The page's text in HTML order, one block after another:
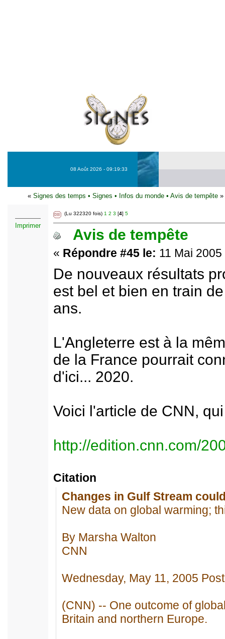
08 Août 2026 - 09:19:33
« Signes des temps • Signes • Infos du monde • Avis de tempête »
Imprimer
(Lu 322320 fois) 1 2 3 [4] 5
Avis de tempête
« Répondre #45 le: 11 Mai
De nouveaux résultats
est bel et bien en train
ans.
L'Angleterre est à la
de la France pourrait
d'ici... 2020.
Voici l'article de CNN,
http://edition.cnn.com/
Citation
Changes in Gulf Stream
New data on global warming;
By Marsha Walton
CNN
Wednesday, May 11, 2005
(CNN) -- One outcome of
Britain and northern Europe.